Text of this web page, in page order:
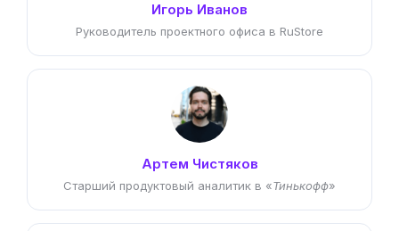
Игорь Иванов
Руководитель проектного офиса в RuStore
Артем Чистяков
Старший продуктовый аналитик в «Тинькофф»